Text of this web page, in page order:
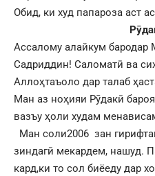
Обид, ки худ папароза аст
Ассалому алайкум
Садриддин! Саломатӣ ва
Аллоҳтаъоло дар талаб
Ман аз ноҳияи Рӯдакӣ
вазъу ҳоли худам
Ман соли2006 зан
зиндагӣ мекардем, нашуд.
кард,ки то сол биёеду дар